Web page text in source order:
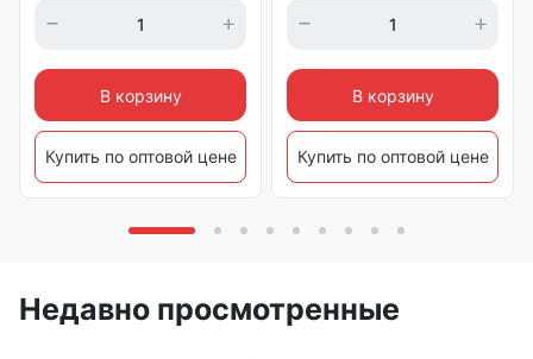
В корзину
Купить по оптовой цене
В корзину
Купить по оптовой цене
Недавно просмотренные